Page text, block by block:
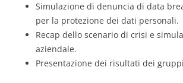
Simulazione di denuncia di data
per la protezione dei dati personali.
Recap dello scenario di crisi e
aziendale.
Presentazione dei risultati dei